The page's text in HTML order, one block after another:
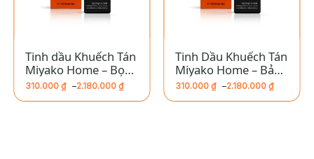
Tinh dầu Khuếch Tán
Miyako Home – Bọ
Cạp
310.000 ₫ –2.180.000 ₫
giá:
Tinh Dầu Khuếch Tán
Miyako Home – Bảo
Bình
310.000 ₫ –2.180.000 ₫
giá: